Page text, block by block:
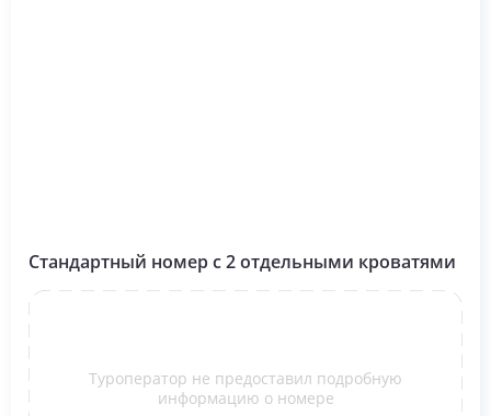
Стандартный номер с 2 отдельными кроватями
Туроператор не предоставил подробную
информацию о номере